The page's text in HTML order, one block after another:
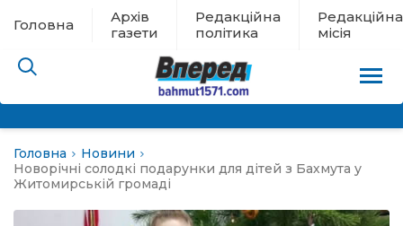
Головна
Архів
газети
Редакційна
політика
Редакційна
місія
евакуації
Головна
Новини
Новорічні солодкі подарунки для дітей з Бахмута у
Житомирській громаді